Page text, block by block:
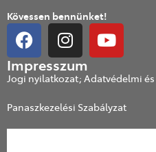
Kövessen bennünket!
Impresszum
Jogi nyilatkozat; Adatvédelmi
Panaszkezelési Szabályzat